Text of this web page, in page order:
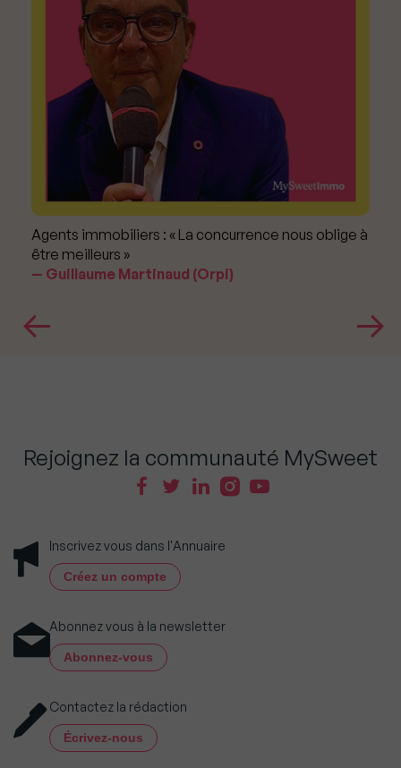
Agents immobiliers : « La concurrence nous oblige à
être meilleurs »
Guillaume Martinaud (Orpi)
Rejoignez la communauté MySweet
Inscrivez vous dans l'Annuaire
Créez un compte
Abonnez vous à la newsletter
Abonnez-vous
Contactez la rédaction
Écrivez-nous